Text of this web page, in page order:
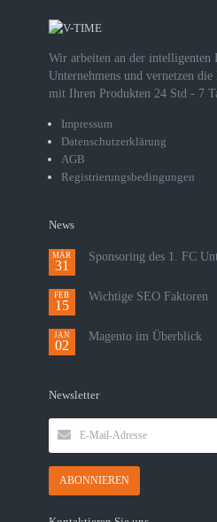
Wir arbeiten an der intelligenten
Unternehmens und vernetzen
mit Ihren Produkten 24 Std - 7
Impressum
Datenschutzerklärung
AGB
Registrierungsbedingungen
News
31
MÄR Sponsoring des 1. FC
15
FEB Wichtige SEO Faktoren
02
JAN Magento im Überblick
Newsletter
Mail-
ABONNIEREN